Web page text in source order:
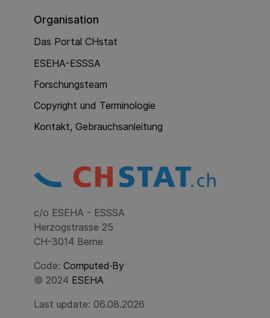
Organisation
Das Portal CHstat
ESEHA-ESSSA
Forschungsteam
Copyright und Terminologie
Kontakt, Gebrauchsanleitung
c/o ESEHA - ESSSA
Herzogstrasse 25
CH-3014 Berne
Code: Computed·By
© 2024 ESEHA
Last update: 06.08.2026